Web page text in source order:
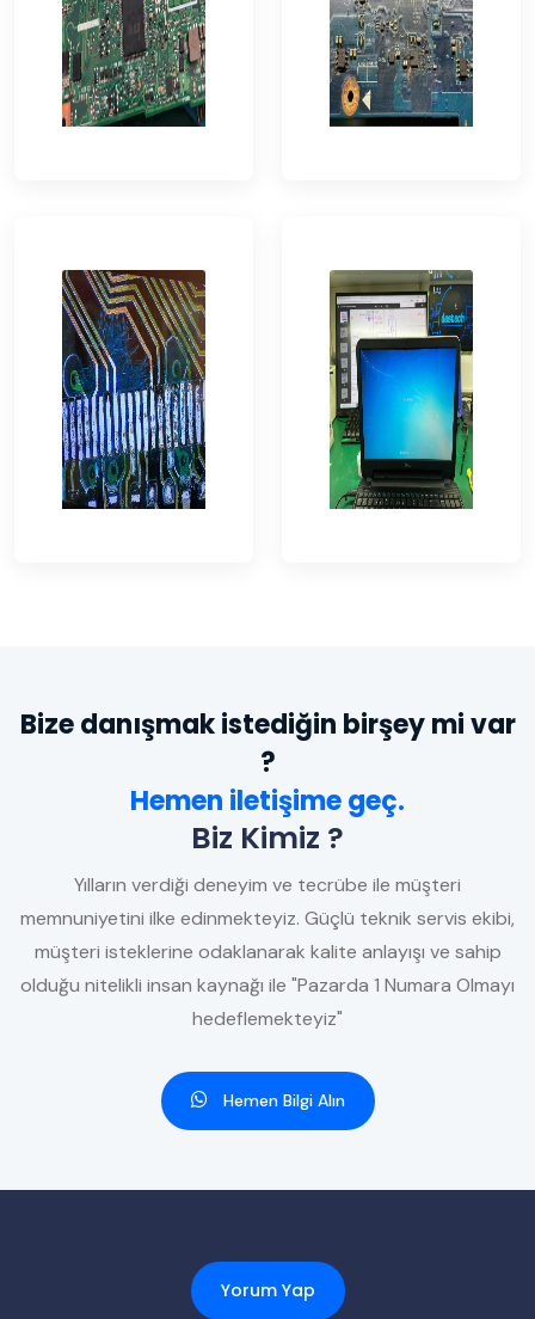
Bize danışmak istediğin birşey mi var
?
Hemen iletişime geç.
Biz Kimiz ?
Yılların verdiği deneyim ve tecrübe ile müşteri
memnuniyetini ilke edinmekteyiz. Güçlü teknik servis ekibi,
müşteri isteklerine odaklanarak kalite anlayışı ve sahip
olduğu nitelikli insan kaynağı ile "Pazarda 1 Numara Olmayı
hedeflemekteyiz"
Hemen Bilgi Alın
Yorum Yap